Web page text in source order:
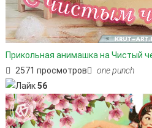
Прикольная анимашка на Чистый
2571 просмотров
one punch
56